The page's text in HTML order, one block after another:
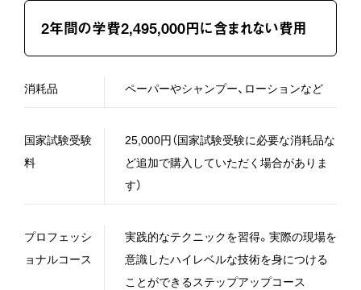
2年間の学費2,495,000円に含まれない費用
消耗品 ペーパーやシャンプー、ローションなど
国家試験受験
料
25,000円（国家試験受験に必要な消耗品な
ど追加で購入していただく場合がありま
す）
プロフェッシ
ョナルコース
実践的なテクニックを習得。実際の現場を
意識したハイレベルな技術を身につける
ことができるステップアップコース